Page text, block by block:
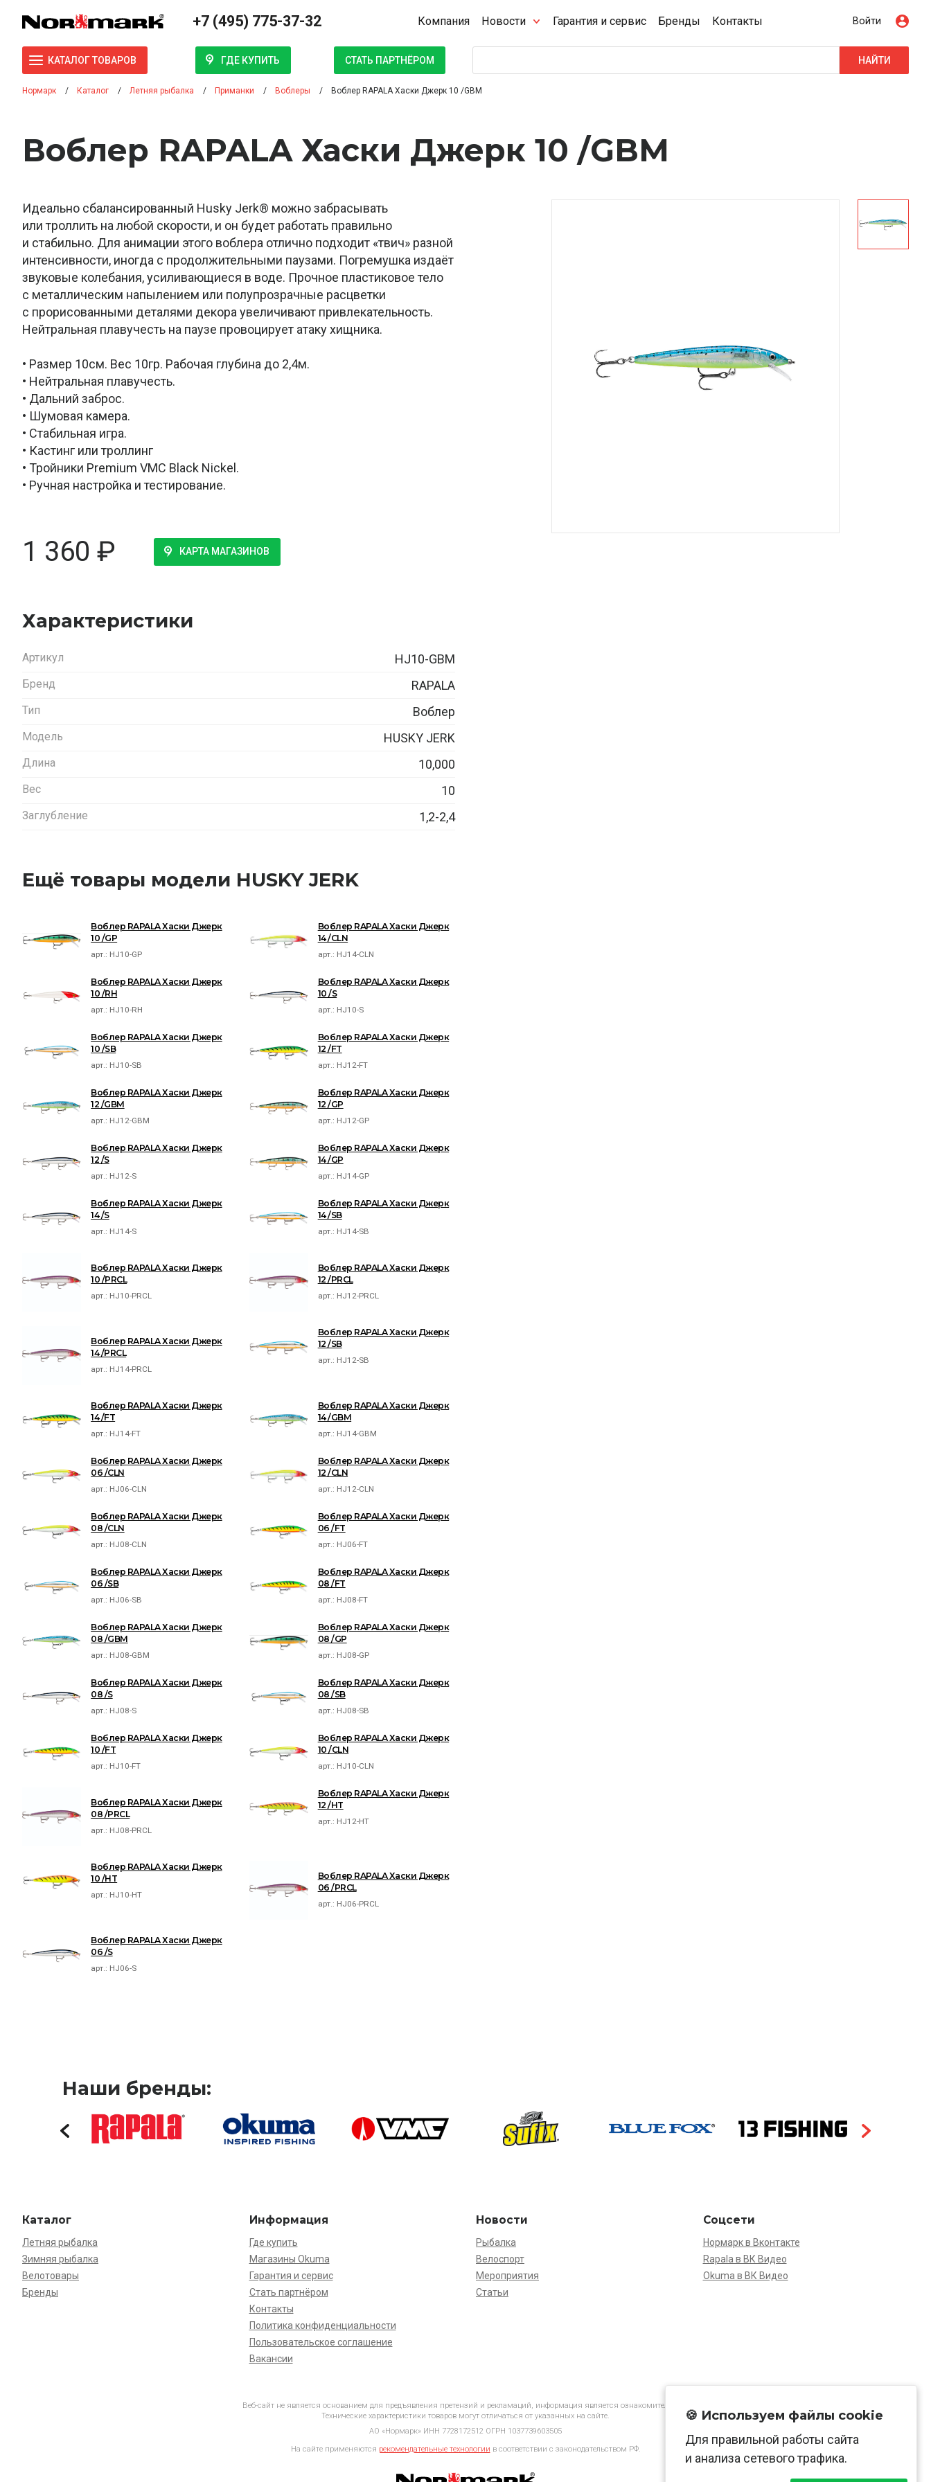
+7 (495) 775-37-32 Компания Новости Гарантия и сервис Бренды Контакты Войти
КАТАЛОГ ТОВАРОВ ГДЕ КУПИТЬ СТАТЬ ПАРТНЁРОМ НАЙТИ
Нормарк Каталог Летняя рыбалка Приманки Воблеры Воблер RAPALA Хаски Джерк 10 /GBM
Воблер RAPALA Хаски Джерк 10 /GBM
Идеально сбалансированный Husky Jerk® можно забрасывать
или троллить на любой скорости, и он будет работать правильно
и стабильно. Для анимации этого воблера отлично подходит «твич» разной
интенсивности, иногда с продолжительными паузами. Погремушка издаёт
звуковые колебания, усиливающиеся в воде. Прочное пластиковое тело
с металлическим напылением или полупрозрачные расцветки
с прорисованными деталями декора увеличивают привлекательность.
Нейтральная плавучесть на паузе провоцирует атаку хищника.
• Размер 10см. Вес 10гр. Рабочая глубина до 2,4м.
• Нейтральная плавучесть.
• Дальний заброс.
• Шумовая камера.
• Стабильная игра.
• Кастинг или троллинг
• Тройники Premium VMC Black Nickel.
• Ручная настройка и тестирование.
1 360 ₽ КАРТА МАГАЗИНОВ
Характеристики
Артикул HJ10-GBM
Бренд RAPALA
Тип Воблер
Модель HUSKY JERK
Длина 10,000
Вес 10
Заглубление 1,2-2,4
Ещё товары модели HUSKY JERK
Воблер RAPALA Хаски Джерк
10 /GP
арт.: HJ10-GP
Воблер RAPALA Хаски Джерк
14 /CLN
арт.: HJ14-CLN
Воблер RAPALA Хаски Джерк
10 /RH
арт.: HJ10-RH
Воблер RAPALA Хаски Джерк
10 /S
арт.: HJ10-S
Воблер RAPALA Хаски Джерк
10 /SB
арт.: HJ10-SB
Воблер RAPALA Хаски Джерк
12 /FT
арт.: HJ12-FT
Воблер RAPALA Хаски Джерк
12 /GBM
арт.: HJ12-GBM
Воблер RAPALA Хаски Джерк
12 /GP
арт.: HJ12-GP
Воблер RAPALA Хаски Джерк
12 /S
арт.: HJ12-S
Воблер RAPALA Хаски Джерк
14 /GP
арт.: HJ14-GP
Воблер RAPALA Хаски Джерк
14 /S
арт.: HJ14-S
Воблер RAPALA Хаски Джерк
14 /SB
арт.: HJ14-SB
Воблер RAPALA Хаски Джерк
10 /PRCL
арт.: HJ10-PRCL
Воблер RAPALA Хаски Джерк
12 /PRCL
арт.: HJ12-PRCL
Воблер RAPALA Хаски Джерк
14 /PRCL
арт.: HJ14-PRCL
Воблер RAPALA Хаски Джерк
12 /SB
арт.: HJ12-SB
Воблер RAPALA Хаски Джерк
14 /FT
арт.: HJ14-FT
Воблер RAPALA Хаски Джерк
14 /GBM
арт.: HJ14-GBM
Воблер RAPALA Хаски Джерк
06 /CLN
арт.: HJ06-CLN
Воблер RAPALA Хаски Джерк
12 /CLN
арт.: HJ12-CLN
Воблер RAPALA Хаски Джерк
08 /CLN
арт.: HJ08-CLN
Воблер RAPALA Хаски Джерк
06 /FT
арт.: HJ06-FT
Воблер RAPALA Хаски Джерк
06 /SB
арт.: HJ06-SB
Воблер RAPALA Хаски Джерк
08 /FT
арт.: HJ08-FT
Воблер RAPALA Хаски Джерк
08 /GBM
арт.: HJ08-GBM
Воблер RAPALA Хаски Джерк
08 /GP
арт.: HJ08-GP
Воблер RAPALA Хаски Джерк
08 /S
арт.: HJ08-S
Воблер RAPALA Хаски Джерк
08 /SB
арт.: HJ08-SB
Воблер RAPALA Хаски Джерк
10 /FT
арт.: HJ10-FT
Воблер RAPALA Хаски Джерк
10 /CLN
арт.: HJ10-CLN
Воблер RAPALA Хаски Джерк
08 /PRCL
арт.: HJ08-PRCL
Воблер RAPALA Хаски Джерк
12 /HT
арт.: HJ12-HT
Воблер RAPALA Хаски Джерк
10 /HT
арт.: HJ10-HT
Воблер RAPALA Хаски Джерк
06 /PRCL
арт.: HJ06-PRCL
Воблер RAPALA Хаски Джерк
06 /S
арт.: HJ06-S
Наши бренды:
Каталог
Летняя рыбалка
Зимняя рыбалка
Велотовары
Бренды
Информация
Где купить
Магазины Okuma
Гарантия и сервис
Стать партнёром
Контакты
Политика конфиденциальности
Пользовательское соглашение
Вакансии
Новости
Рыбалка
Велоспорт
Мероприятия
Статьи
Соцсети
Нормарк в Вконтакте
Rapala в ВК Видео
Okuma в ВК Видео
Веб-сайт не является основанием для предъявления претензий и рекламаций, информация является ознакомительной.
Технические характеристики товаров могут отличаться от указанных на сайте.
АО «Нормарк» ИНН 7728172512 ОГРН 1037739603505
На сайте применяются рекомендательные технологии в соответствии с законодательством РФ.
🍪 Используем файлы cookie
Для правильной работы сайта
и анализа сетевого трафика.